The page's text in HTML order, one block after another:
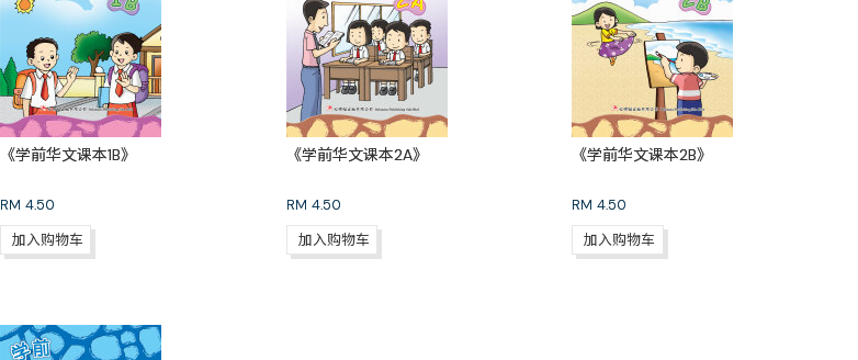
《学前华文课本1B》
RM 4.50
加入购物车
《学前华文课本2A》
RM 4.50
加入购物车
《学前华文课本2B》
RM 4.50
加入购物车